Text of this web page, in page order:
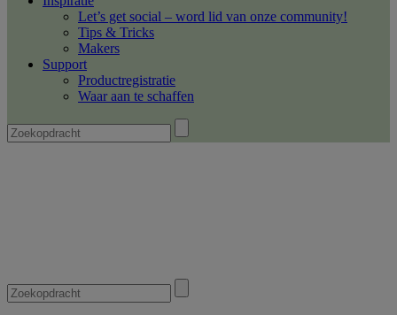
Let’s get social – word lid van onze community!
Tips & Tricks
Makers
Support
Productregistratie
Waar aan te schaffen